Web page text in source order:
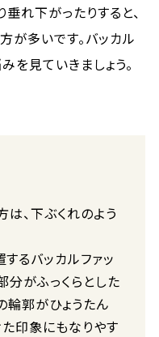
れ下がったりすると、
が多いです。バッカル
を見ていきましょう。
は、下ぶくれのよう
るバッカルファッ
分がふっくらとした
輪郭がひょうたん
た印象にもなりやす